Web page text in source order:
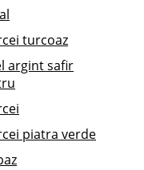
turcoaz
argint safir
piatra verde